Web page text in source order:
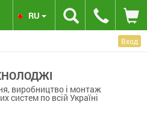
Вход
виробництво і монтаж
систем по всій Україні
RU